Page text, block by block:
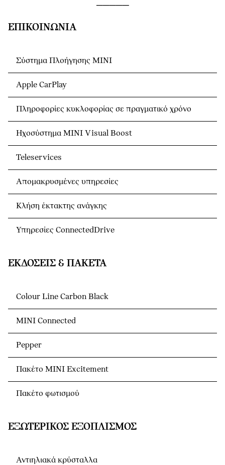
ΕΠΙΚΟΙΝΩΝΊΑ
Σύστημα Πλοήγησης ΜΙΝΙ
Apple CarPlay
Πληροφορίες κυκλοφορίας σε πραγματικό χρόνο
Ηχοσύστημα MINI Visual Boost
Teleservices
Απομακρυσμένες υπηρεσίες
Κλήση έκτακτης ανάγκης
Υπηρεσίες ConnectedDrive
ΕΚΔΌΣΕΙΣ & ΠΑΚΈΤΑ
Colour Line Carbon Black
MINI Connected
Pepper
Πακέτο MINI Excitement
Πακέτο φωτισμού
ΕΞΩΤΕΡΙΚΌΣ ΕΞΟΠΛΙΣΜΌΣ
Αντιηλιακά κρύσταλλα